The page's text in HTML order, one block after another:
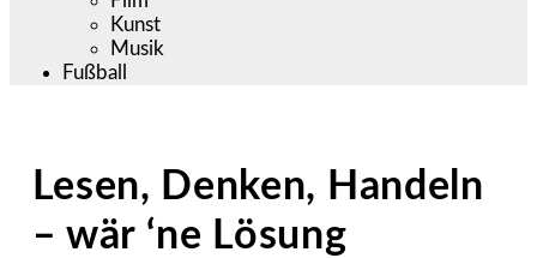
Kunst
Musik
Fußball
Lesen, Denken, Handeln
– wär ‘ne Lösung